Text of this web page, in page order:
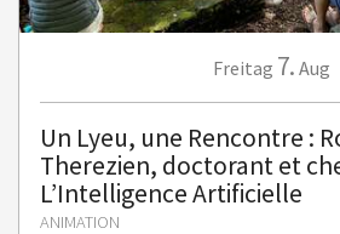
Freitag 7. Aug
Un Lyeu, une Rencontre :
Therezien, doctorant et
L’Intelligence Artificielle
ANIMATION